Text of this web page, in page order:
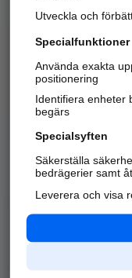
Alla kategorier
API & Kartor
Utveckla och
Specialfunktioner
Använda exakta
positionering
Identifiera enheter
begärs
Specialsyften
Säkerställa
bedrägerier samt
Leverera och visa